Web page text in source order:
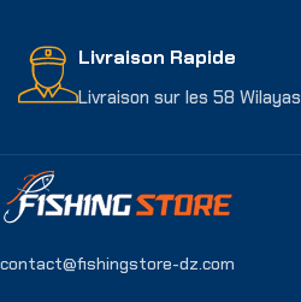
Livraison Rapide
Livraison sur les 58 Wilayas
contact@fishingstore-dz.com